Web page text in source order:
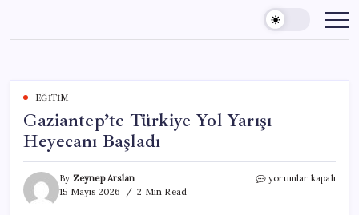
content
EĞITIM
Gaziantep’te Türkiye Yol Yarışı
Heyecanı Başladı
By Zeynep Arslan
15 Mayıs 2026
2 Min Read
Gaziantep’te
yorumlar kapalı